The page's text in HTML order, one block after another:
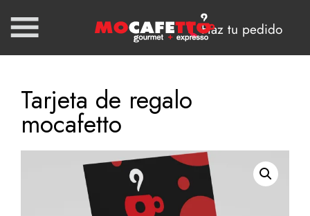
Haz tu pedido
Tarjeta de regalo
mocafetto